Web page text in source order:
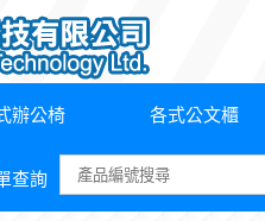
辦公椅 各式公文櫃
查詢